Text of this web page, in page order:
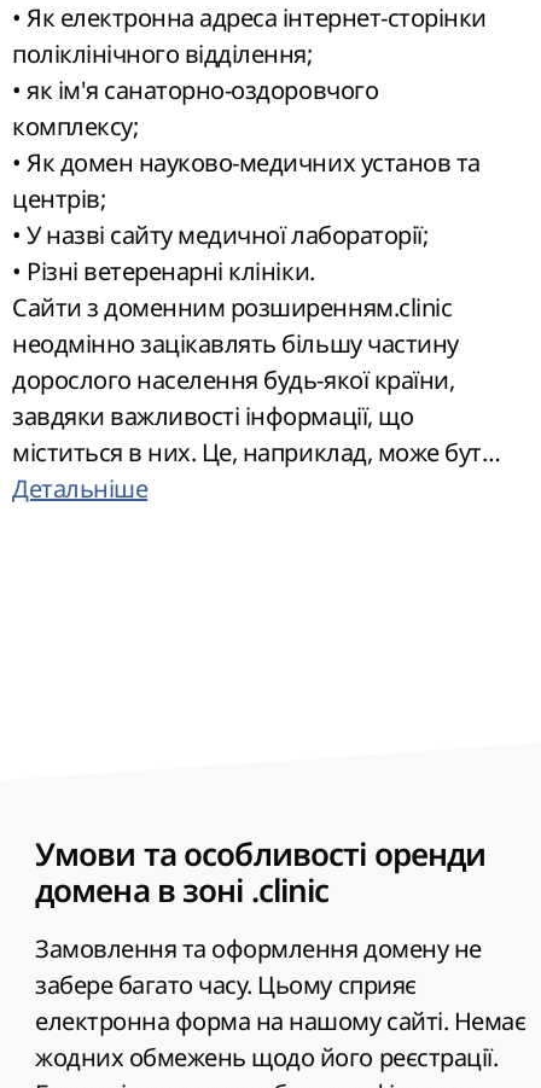
• Як електронна адреса інтернет-сторінки
поліклінічного відділення;
• як ім'я санаторно-оздоровчого
комплексу;
• Як домен науково-медичних установ та
центрів;
• У назві сайту медичної лабораторії;
• Різні ветеренарні клініки.
Сайти з доменним розширенням.clinic
неодмінно зацікавлять більшу частину
дорослого населення будь-якої країни,
завдяки важливості інформації, що
міститься в них. Це, наприклад, може бути
інформація про години прийому лікарів,
Детальніше
Умови та особливості оренди
домена в зоні .clinic
Замовлення та оформлення домену не
забере багато часу. Цьому сприяє
електронна форма на нашому сайті. Немає
жодних обмежень щодо його реєстрації.